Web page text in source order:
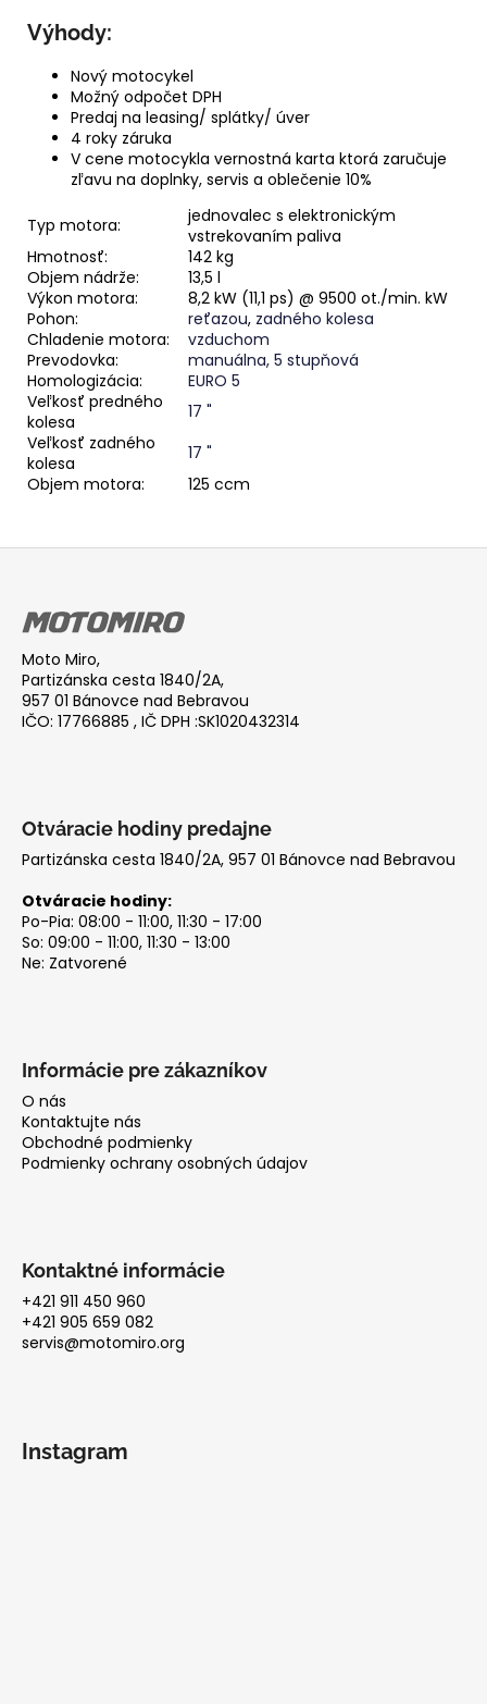
Výhody:
Nový motocykel
Možný odpočet DPH
Predaj na leasing/ splátky/ úver
4 roky záruka
V cene motocykla vernostná karta ktorá zaručuje
zľavu na doplnky, servis a oblečenie 10%
Typ motora:
jednovalec s elektronickým
vstrekovaním paliva
Hmotnosť:
142 kg
Objem nádrže:
13,5 l
Výkon motora:
8,2 kW (11,1 ps) @ 9500 ot./min. kW
Pohon:
reťazou, zadného kolesa
Chladenie motora:
vzduchom
Prevodovka:
manuálna, 5 stupňová
Homologizácia:
EURO 5
Veľkosť predného
kolesa
17 "
Veľkosť zadného
kolesa
17 "
Objem motora:
125 ccm
Moto Miro,
Partizánska cesta 1840/2A,
957 01 Bánovce nad Bebravou
IČO: 17766885 , IČ DPH :SK1020432314
Otváracie hodiny predajne
Partizánska cesta 1840/2A, 957 01 Bánovce nad Bebravou
Otváracie hodiny:
Po-Pia: 08:00 - 11:00, 11:30 - 17:00
So: 09:00 - 11:00, 11:30 - 13:00
Ne: Zatvorené
Informácie pre zákazníkov
O nás
Kontaktujte nás
Obchodné podmienky
Podmienky ochrany osobných údajov
Kontaktné informácie
+421 911 450 960
+421 905 659 082
servis@motomiro.org
Instagram